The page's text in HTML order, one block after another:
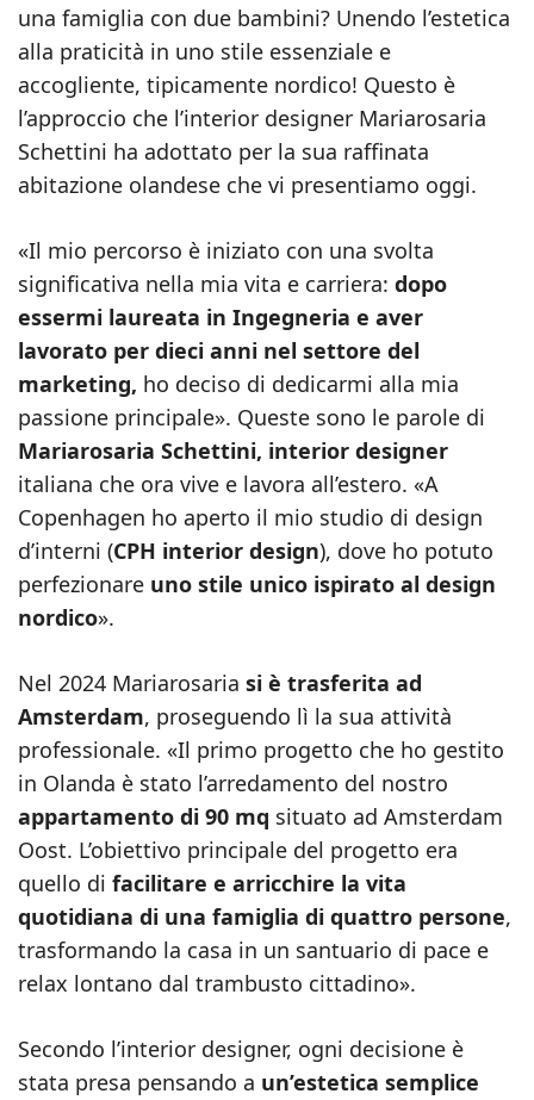
una famiglia con due bambini? Unendo l’estetica
alla praticità in uno stile essenziale e
accogliente, tipicamente nordico! Questo è
l’approccio che l’interior designer Mariarosaria
Schettini ha adottato per la sua raffinata
abitazione olandese che vi presentiamo oggi.
«Il mio percorso è iniziato con una svolta
significativa nella mia vita e carriera: dopo
essermi laureata in Ingegneria e aver
lavorato per dieci anni nel settore del
marketing, ho deciso di dedicarmi alla mia
passione principale». Queste sono le parole di
Mariarosaria Schettini, interior designer
italiana che ora vive e lavora all’estero. «A
Copenhagen ho aperto il mio studio di design
d’interni (CPH interior design), dove ho potuto
perfezionare uno stile unico ispirato al design
nordico».
Nel 2024 Mariarosaria si è trasferita ad
Amsterdam, proseguendo lì la sua attività
professionale. «Il primo progetto che ho gestito
in Olanda è stato l’arredamento del nostro
appartamento di 90 mq situato ad Amsterdam
Oost. L’obiettivo principale del progetto era
quello di facilitare e arricchire la vita
quotidiana di una famiglia di quattro persone,
trasformando la casa in un santuario di pace e
relax lontano dal trambusto cittadino».
Secondo l’interior designer, ogni decisione è
stata presa pensando a un’estetica semplice